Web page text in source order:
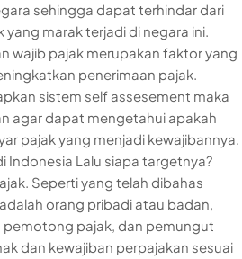
sehingga dapat terhindar dari
yang marak terjadi di negara ini.
wajib pajak merupakan faktor yang
penerimaan pajak.
sistem self assesement maka
agar dapat mengetahui apakah
pajak yang menjadi kewajibannya.
Indonesia Lalu siapa targetnya?
Seperti yang telah dibahas
adalah orang pribadi atau badan,
pemotong pajak, dan pemungut
dan kewajiban perpajakan sesuai